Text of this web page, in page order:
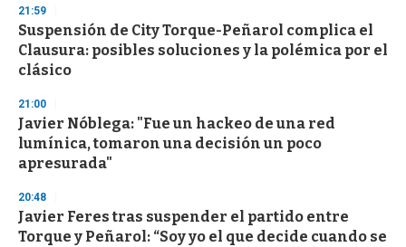
s
e
c
o
n
21:59
Suspensión de City Torque-Peñarol complica el
Clausura: posibles soluciones y la polémica por el
clásico
21:00
Javier Nóblega: "Fue un hackeo de una red
lumínica, tomaron una decisión un poco
apresurada"
20:48
Javier Feres tras suspender el partido entre
Torque y Peñarol: “Soy yo el que decide cuando se